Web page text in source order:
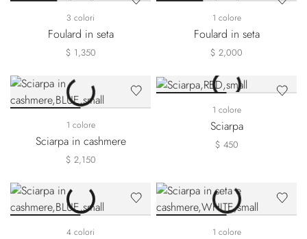
3 colori
Foulard in seta
$ 1,350
1 colore
Foulard in seta
$ 2,000
1 colore
Sciarpa in cashmere
$ 2,150
1 colore
Sciarpa
$ 450
4 colori 1 colore